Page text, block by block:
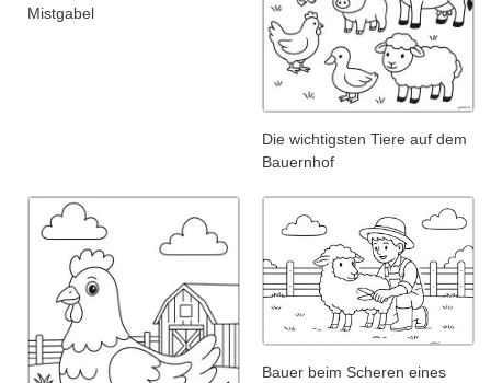
Mistgabel
Die wichtigsten Tiere auf dem
Bauernhof
Bauer beim Scheren eines